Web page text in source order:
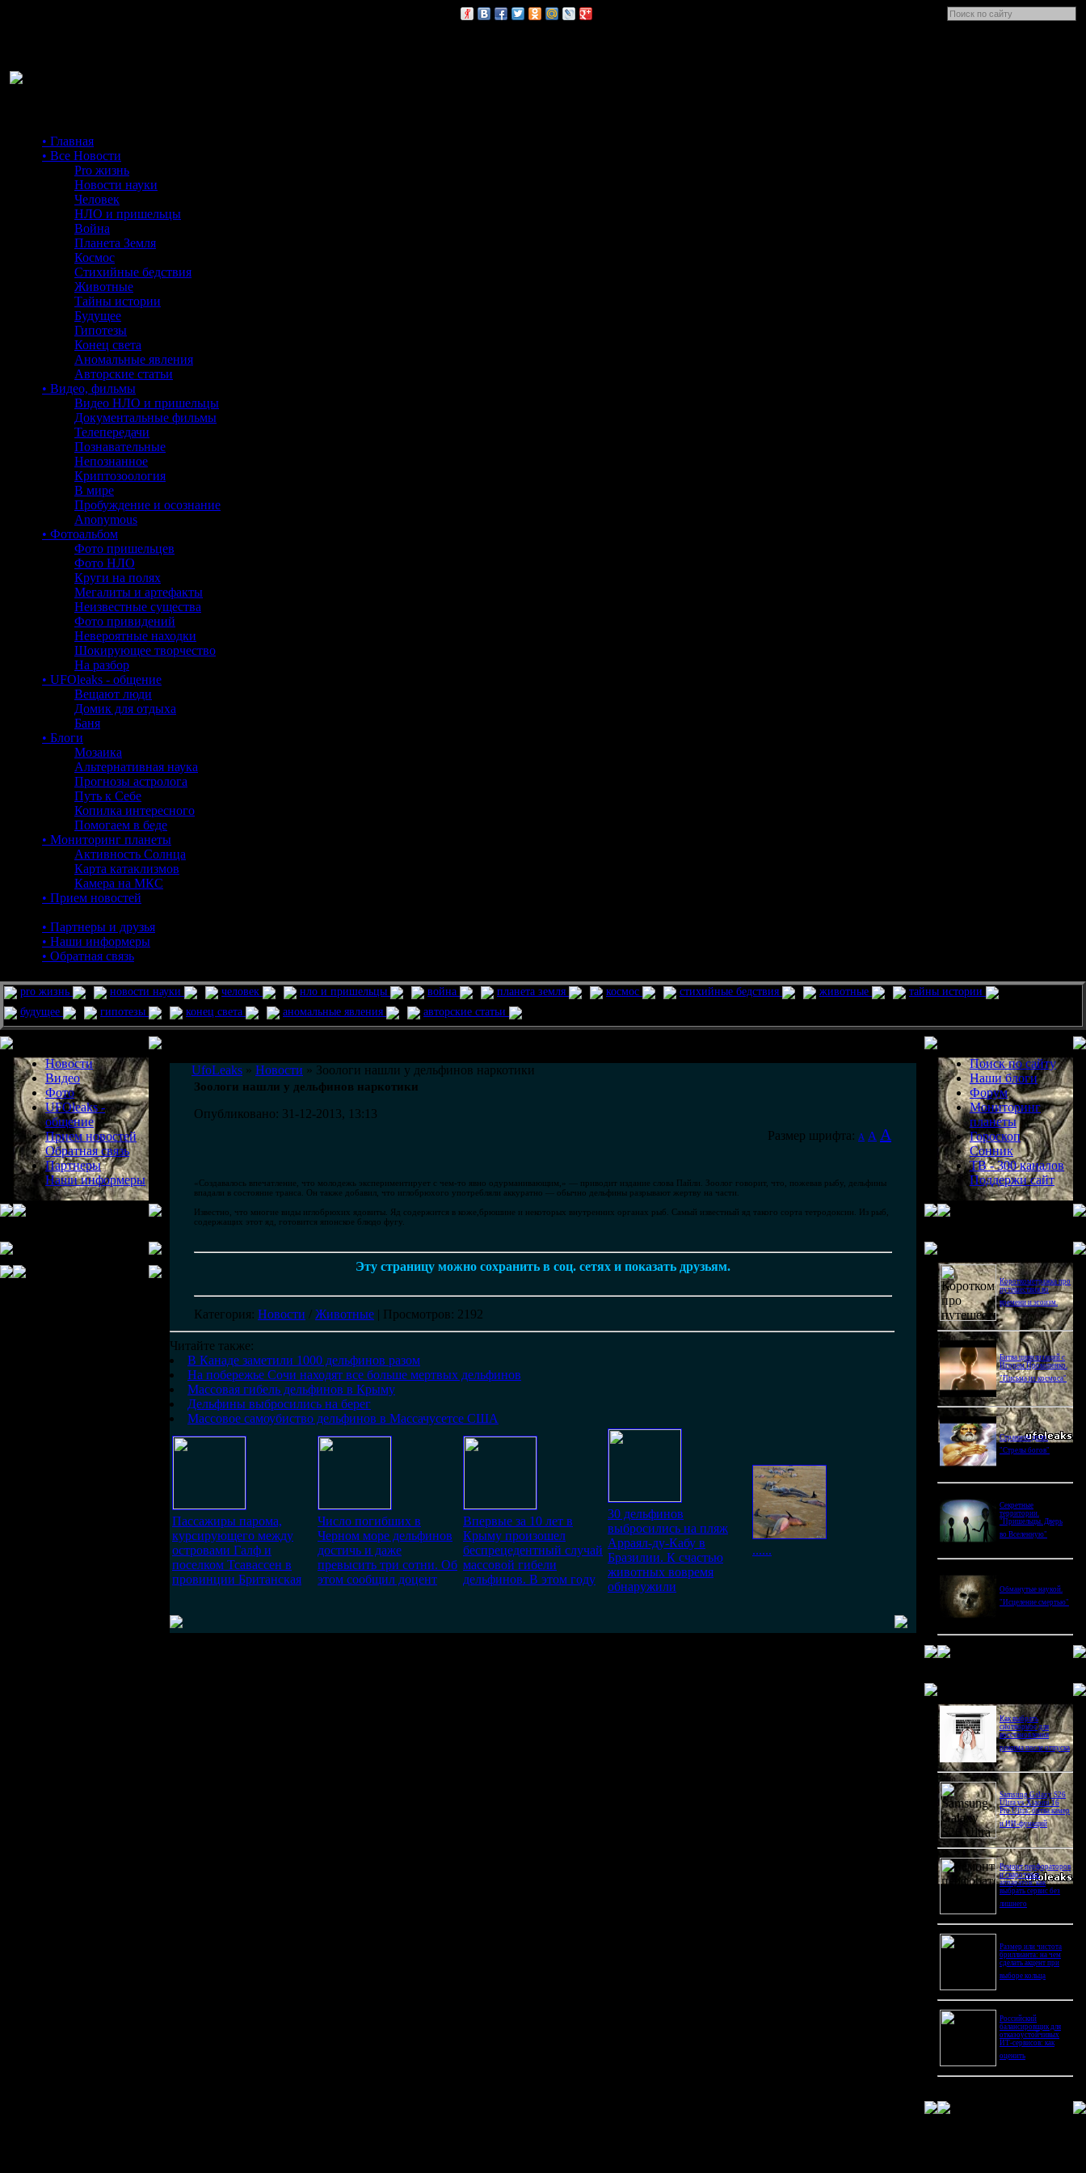
• Главная
• Все Новости
Pro жизнь
Новости науки
Человек
НЛО и пришельцы
Война
Планета Земля
Космос
Стихийные бедствия
Животные
Тайны истории
Будущее
Гипотезы
Конец света
Аномальные явления
Авторские статьи
• Видео, фильмы
Видео НЛО и пришельцы
Документальные фильмы
Телепередачи
Познавательные
Непознанное
Криптозоология
В мире
Пробуждение и осознание
Anonymous
• Фотоальбом
Фото пришельцев
Фото НЛО
Круги на полях
Мегалиты и артефакты
Неизвестные существа
Фото привидений
Невероятные находки
Шокирующее творчество
На разбор
• UFOleaks - общение
Вещают люди
Домик для отдыха
Баня
• Блоги
Мозаика
Альтернативная наука
Прогнозы астролога
Путь к Себе
Копилка интересного
Помогаем в беде
• Мониторинг планеты
Активность Солнца
Карта катаклизмов
Камера на МКС
• Прием новостей
• Партнеры и друзья
• Наши информеры
• Обратная связь
pro жизнь новости науки человек нло и пришельцы война планета земля космос стихийные бедствия животные
тайны истории
будущее
гипотезы конец света аномальные явления авторские статьи
Новости
Видео
Фото
UFOleaks -
общение
Прием новостей
Обратная связь
Партнеры
Наши информеры
UfoLeaks » Новости » Зоологи нашли у дельфинов наркотики
Зоологи нашли у дельфинов наркотики
Опубликовано: 31-12-2013, 13:13
Размер шрифта: A A A
«Создавалось впечатление, что молодежь экспериментирует с чем-то явно одурманивающим,» — приводит издание слова Пайли. Зоолог говорит, что, пожевав рыбу, дельфины
впадали в состояние транса. Он также добавил, что иглобрюхого употребляли аккуратно — обычно дельфины разрывают жертву на части.
Известно, что многие виды иглобрюхих ядовиты. Яд содержится в коже,брюшине и некоторых внутренних органах рыб. Самый известный яд такого сорта тетродоксин. Из рыб,
содержащих этот яд, готовится японское блюдо фугу.
Эту страницу можно сохранить в соц. сетях и показать друзьям.
Категория: Новости / Животные | Просмотров: 2192
Читайте также:
В Канаде заметили 1000 дельфинов разом
На побережье Сочи находят все больше мертвых дельфинов
Массовая гибель дельфинов в Крыму
Дельфины выбросились на берег
Массовое самоубиство дельфинов в Массачусетсе США
Пассажиры парома,
курсирующего между
островами Галф и
поселком Тсавассен в
провинции Британская
Число погибших в
Черном море дельфинов
достичь и даже
превысить три сотни. Об
этом сообщил доцент
Впервые за 10 лет в
Крыму произошел
беспрецедентный случай
массовой гибели
дельфинов. В этом году
30 дельфинов
выбросились на пляж
Арраял-ду-Кабу в
Бразилии. К счастью
животных вовремя
обнаружили
......
Поиск по сайту
Наши блоги
Форум
Мониторинг
планеты
Гороскоп
Сонник
ТВ - 300 каналов
Поддержи сайт
Короткометражка про
путешествия во
времени и эгоизм.
Битва цивилизаций с
Игорем Прокопенко.
"Письма из космоса"
Странное дело.
"Стрелы богов"
Секретные
территории.
"Пришельцы. Дверь
во Вселенную"
Обманутые наукой.
"Исцеление смертью"
Как выбрать
снотворное для
восстановления
режима после отпуска
Samsung Galaxy S26
Ultra vs Xiaomi 16
Pro Ultra: битва камер
и ИИ-функций
Ремонт перфораторов
и сварочных
аппаратов: как
выбрать сервис без
лишнего
Размер или чистота
бриллианта: на чем
сделать акцент при
выборе кольца
Российский
балансировщик для
отказоустойчивых
ИТ-сервисов: как
оценить